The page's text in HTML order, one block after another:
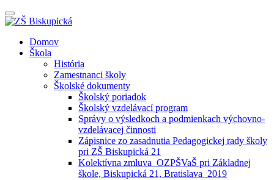
Prepínateľná
navigácia
Prejsť
Domov
Škola
História
Zamestnanci školy
Školské dokumenty
Školský poriadok
Školský vzdelávací program
Správy o výsledkoch a podmienkach výchovno-
vzdelávacej činnosti
Zápisnice zo zasadnutia Pedagogickej rady školy
pri ZŠ Biskupická 21
Kolektívna zmluva_OZPŠVaŠ pri Základnej
škole, Biskupická 21, Bratislava_2019